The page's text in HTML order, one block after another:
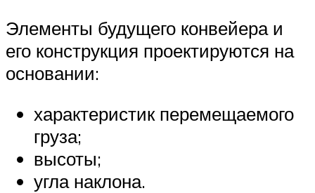
Элементы будущего конвейера и
его конструкция проектируются на
основании:
характеристик перемещаемого
груза;
высоты;
угла наклона.